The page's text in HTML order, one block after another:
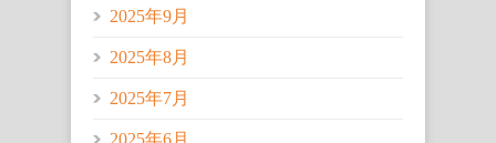
2025年9月
2025年8月
2025年7月